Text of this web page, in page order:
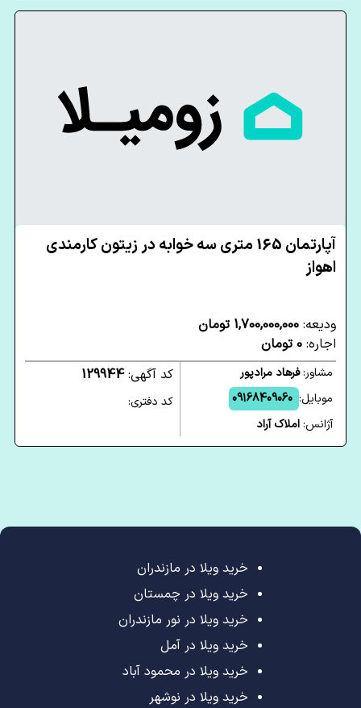
آپارتمان 165 متری سه خوابه در زیتون کارمندی
اهواز
ودیعه: 1,700,000,000 تومان
اجاره: 0 تومان
مشاور:فرهاد مرادپور
موبایل: 09168409060
آژانس:املاک آراد
کد آگهی: 129944
کد دفتری:
خرید ویلا در مازندران
خرید ویلا در چمستان
خرید ویلا در نور مازندران
خرید ویلا در آمل
خرید ویلا در محمود آباد
خرید ویلا در نوشهر